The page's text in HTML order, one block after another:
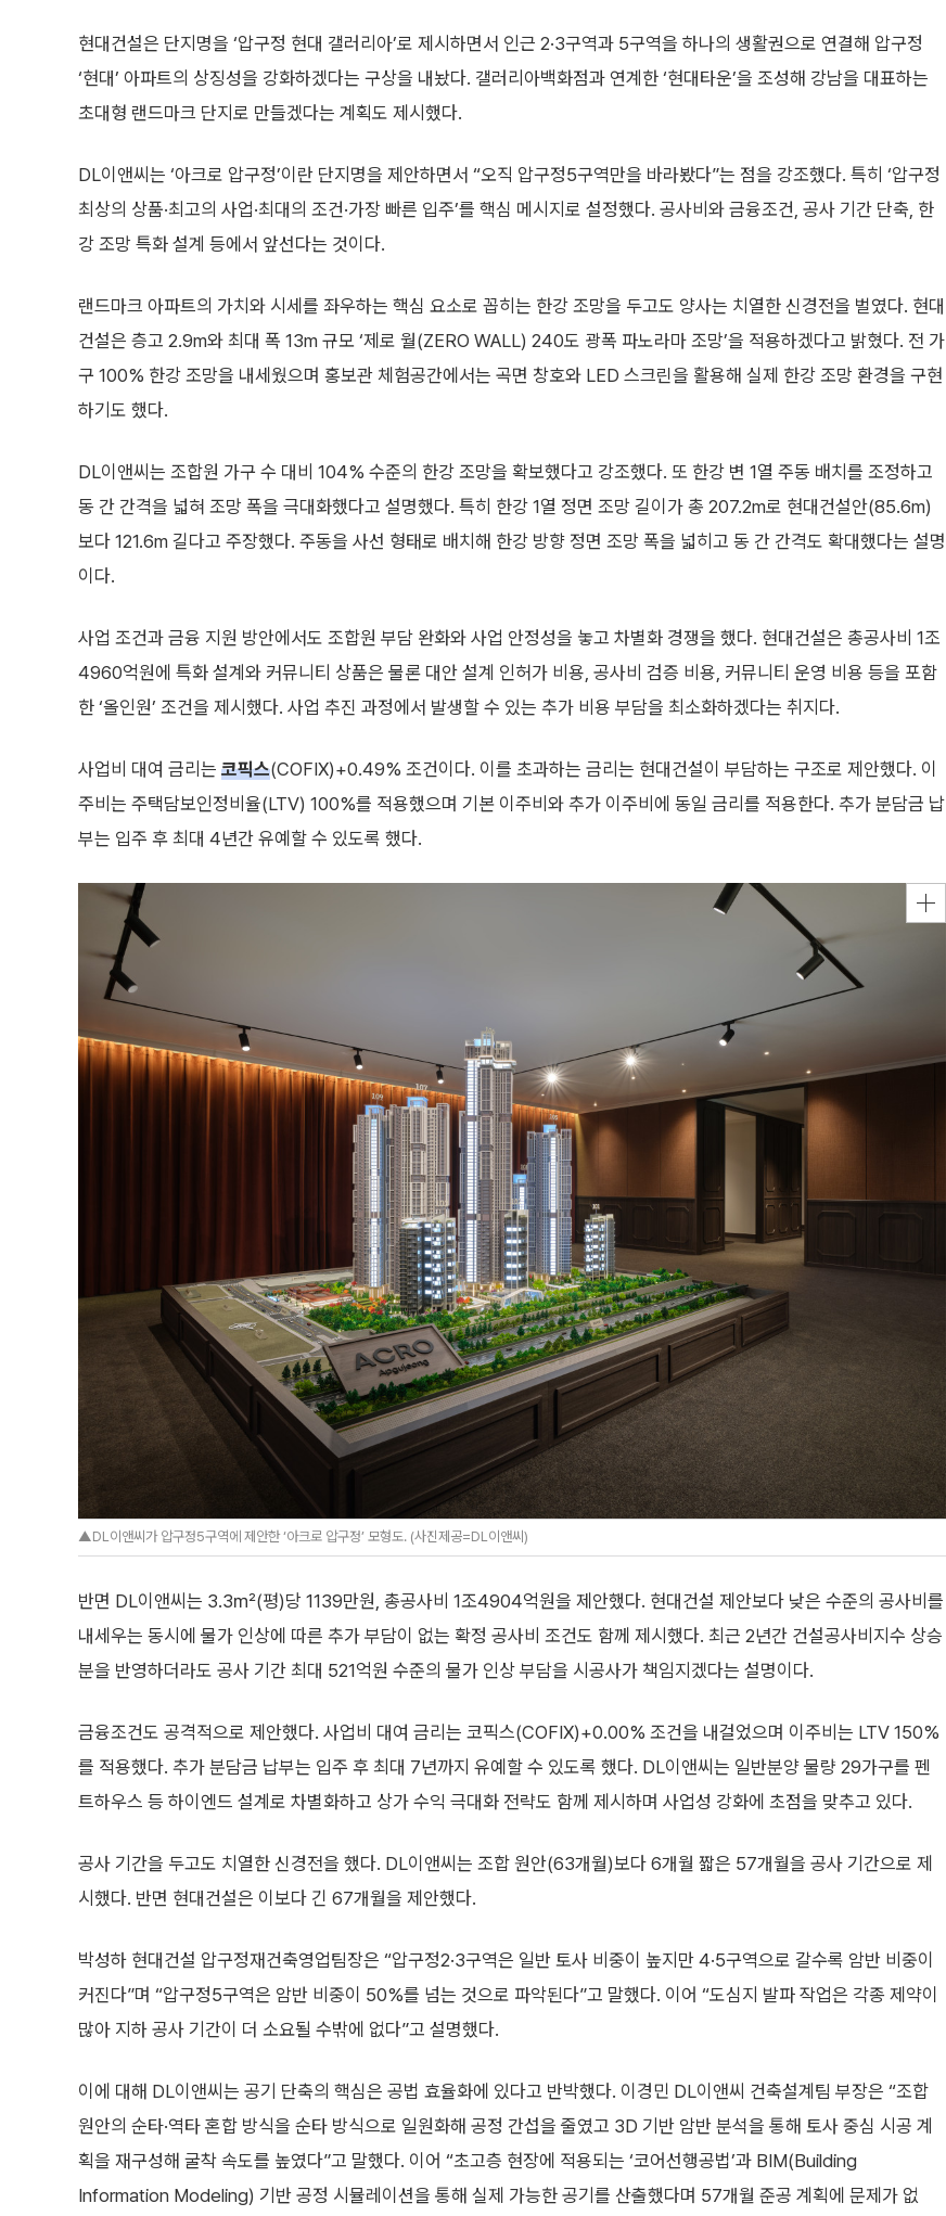
현대건설은 단지명을 ‘압구정 현대 갤러리아’로 제시하면서 인근 2·3구역과 5구역을 하나의 생활권으로 연결해 압구정
‘현대’ 아파트의 상징성을 강화하겠다는 구상을 내놨다. 갤러리아백화점과 연계한 ‘현대타운’을 조성해 강남을 대표하는
초대형 랜드마크 단지로 만들겠다는 계획도 제시했다.
DL이앤씨는 ‘아크로 압구정’이란 단지명을 제안하면서 “오직 압구정5구역만을 바라봤다”는 점을 강조했다. 특히 ‘압구정
최상의 상품·최고의 사업·최대의 조건·가장 빠른 입주’를 핵심 메시지로 설정했다. 공사비와 금융조건, 공사 기간 단축, 한
강 조망 특화 설계 등에서 앞선다는 것이다.
랜드마크 아파트의 가치와 시세를 좌우하는 핵심 요소로 꼽히는 한강 조망을 두고도 양사는 치열한 신경전을 벌였다. 현대
건설은 층고 2.9m와 최대 폭 13m 규모 ‘제로 월(ZERO WALL) 240도 광폭 파노라마 조망’을 적용하겠다고 밝혔다. 전 가
구 100% 한강 조망을 내세웠으며 홍보관 체험공간에서는 곡면 창호와 LED 스크린을 활용해 실제 한강 조망 환경을 구현
하기도 했다.
DL이앤씨는 조합원 가구 수 대비 104% 수준의 한강 조망을 확보했다고 강조했다. 또 한강 변 1열 주동 배치를 조정하고
동 간 간격을 넓혀 조망 폭을 극대화했다고 설명했다. 특히 한강 1열 정면 조망 길이가 총 207.2m로 현대건설안(85.6m)
보다 121.6m 길다고 주장했다. 주동을 사선 형태로 배치해 한강 방향 정면 조망 폭을 넓히고 동 간 간격도 확대했다는 설명
이다.
사업 조건과 금융 지원 방안에서도 조합원 부담 완화와 사업 안정성을 놓고 차별화 경쟁을 했다. 현대건설은 총공사비 1조
4960억원에 특화 설계와 커뮤니티 상품은 물론 대안 설계 인허가 비용, 공사비 검증 비용, 커뮤니티 운영 비용 등을 포함
한 ‘올인원’ 조건을 제시했다. 사업 추진 과정에서 발생할 수 있는 추가 비용 부담을 최소화하겠다는 취지다.
사업비 대여 금리는 코픽스(COFIX)+0.49% 조건이다. 이를 초과하는 금리는 현대건설이 부담하는 구조로 제안했다. 이
주비는 주택담보인정비율(LTV) 100%를 적용했으며 기본 이주비와 추가 이주비에 동일 금리를 적용한다. 추가 분담금 납
부는 입주 후 최대 4년간 유예할 수 있도록 했다.
▲DL이앤씨가 압구정5구역에 제안한 ‘아크로 압구정’ 모형도. (사진제공=DL이앤씨)
반면 DL이앤씨는 3.3㎡(평)당 1139만원, 총공사비 1조4904억원을 제안했다. 현대건설 제안보다 낮은 수준의 공사비를
내세우는 동시에 물가 인상에 따른 추가 부담이 없는 확정 공사비 조건도 함께 제시했다. 최근 2년간 건설공사비지수 상승
분을 반영하더라도 공사 기간 최대 521억원 수준의 물가 인상 부담을 시공사가 책임지겠다는 설명이다.
금융조건도 공격적으로 제안했다. 사업비 대여 금리는 코픽스(COFIX)+0.00% 조건을 내걸었으며 이주비는 LTV 150%
를 적용했다. 추가 분담금 납부는 입주 후 최대 7년까지 유예할 수 있도록 했다. DL이앤씨는 일반분양 물량 29가구를 펜
트하우스 등 하이엔드 설계로 차별화하고 상가 수익 극대화 전략도 함께 제시하며 사업성 강화에 초점을 맞추고 있다.
공사 기간을 두고도 치열한 신경전을 했다. DL이앤씨는 조합 원안(63개월)보다 6개월 짧은 57개월을 공사 기간으로 제
시했다. 반면 현대건설은 이보다 긴 67개월을 제안했다.
박성하 현대건설 압구정재건축영업팀장은 “압구정2·3구역은 일반 토사 비중이 높지만 4·5구역으로 갈수록 암반 비중이
커진다”며 “압구정5구역은 암반 비중이 50%를 넘는 것으로 파악된다”고 말했다. 이어 “도심지 발파 작업은 각종 제약이
많아 지하 공사 기간이 더 소요될 수밖에 없다”고 설명했다.
이에 대해 DL이앤씨는 공기 단축의 핵심은 공법 효율화에 있다고 반박했다. 이경민 DL이앤씨 건축설계팀 부장은 “조합
원안의 순타·역타 혼합 방식을 순타 방식으로 일원화해 공정 간섭을 줄였고 3D 기반 암반 분석을 통해 토사 중심 시공 계
획을 재구성해 굴착 속도를 높였다”고 말했다. 이어 “초고층 현장에 적용되는 ‘코어선행공법’과 BIM(Building
Information Modeling) 기반 공정 시뮬레이션을 통해 실제 가능한 공기를 산출했다며 57개월 준공 계획에 문제가 없